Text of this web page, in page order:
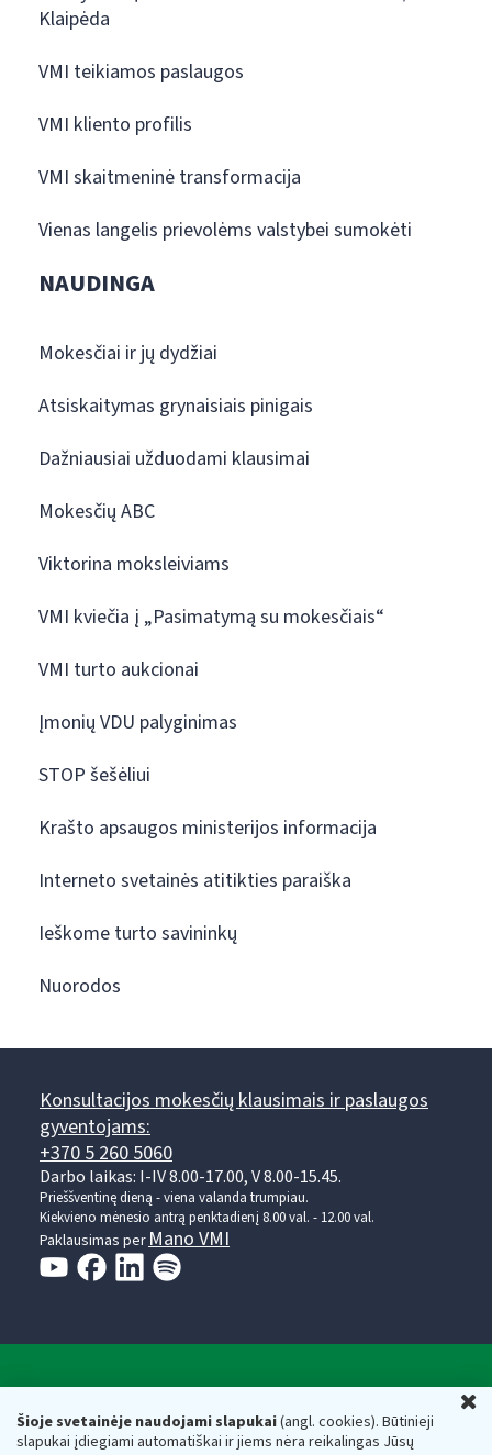
Šioje svetainėje naudojami slapukai(angl. cookies). Būtinieji
slapukai įdiegiami automatiškai ir jiems nėra reikalingas Jūsų
Klaipėda
VMI teikiamos paslaugos
VMI kliento profilis
VMI skaitmeninė transformacija
Vienas langelis prievolėms valstybei sumokėti
NAUDINGA
Mokesčiai ir jų dydžiai
Atsiskaitymas grynaisiais pinigais
Dažniausiai užduodami klausimai
Mokesčių ABC
Viktorina moksleiviams
VMI kviečia į „Pasimatymą su mokesčiais“
VMI turto aukcionai
Įmonių VDU palyginimas
STOP šešėliui
Krašto apsaugos ministerijos informacija
Interneto svetainės atitikties paraiška
Ieškome turto savininkų
Nuorodos
Konsultacijos mokesčių klausimais ir paslaugos
gyventojams:
+370 5 260 5060
Darbo laikas: I-IV 8.00-17.00, V 8.00-15.45.
Prieššventinę dieną - viena valanda trumpiau.
Kiekvieno mėnesio antrą penktadienį 8.00 val. - 12.00 val.
Paklausimas per Mano VMI
Respublikos finansų ministerijos